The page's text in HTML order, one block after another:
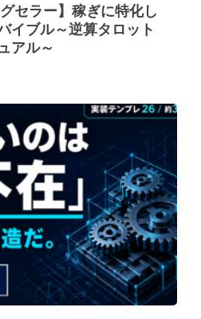
セラー】稼ぎに特化し
イブル～逆算タロット
アル～